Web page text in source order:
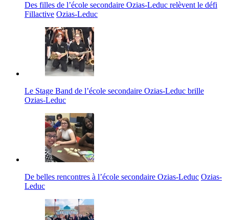
Des filles de l’école secondaire Ozias-Leduc relèvent le défi
Fillactive Ozias-Leduc
Le Stage Band de l’école secondaire Ozias-Leduc brille
Ozias-Leduc
De belles rencontres à l’école secondaire Ozias-Leduc Ozias-
Leduc